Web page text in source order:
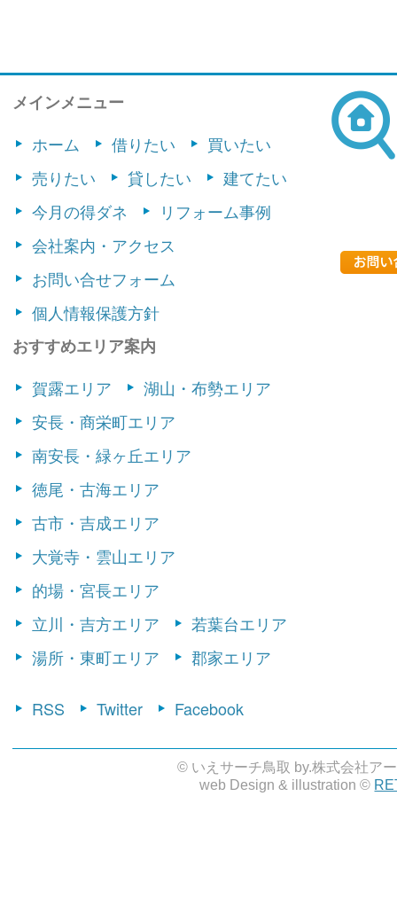
メインメニュー
ホーム
借りたい
買いたい
売りたい
貸したい
建てたい
今月の得ダネ
リフォーム事例
会社案内・アクセス
お問い合せフォーム
個人情報保護方針
おすすめエリア案内
賀露エリア
湖山・布勢エリア
安長・商栄町エリア
南安長・緑ヶ丘エリア
徳尾・古海エリア
古市・吉成エリア
大覚寺・雲山エリア
的場・宮長エリア
立川・吉方エリア
若葉台エリア
湯所・東町エリア
郡家エリア
RSS Twitter Facebook
© いえサーチ鳥取 by.株式会社ア
web Design & illustration ©